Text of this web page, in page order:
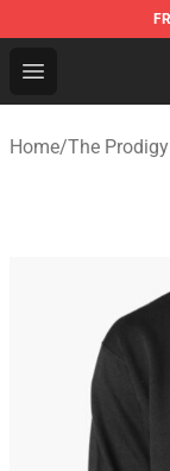
Open menu
The
Home/The